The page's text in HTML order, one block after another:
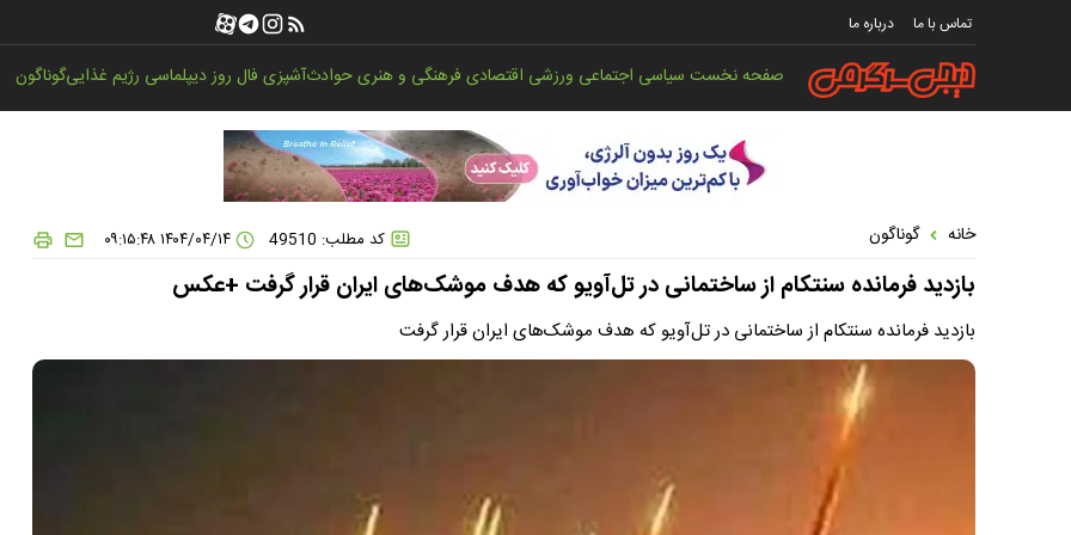
تماس با ما درباره ما
صفحه نخستسیاسی اجتماعی ورزشی اقتصادیفرهنگی و هنریحوادثآشپزیفال روزدیپلماسی رژیم غذاییگوناگون
خانه گوناگون کد مطلب: 49510 ۱۴۰۴/۰۴/۱۴ ۰۹:۱۵:۴۸
بازدید فرمانده سنتکام از ساختمانی در تل‌آویو که هدف موشک‌های ایران قرار گرفت +عکس
بازدید فرمانده سنتکام از ساختمانی در تل‌آویو که هدف موشک‌های ایران قرار گرفت